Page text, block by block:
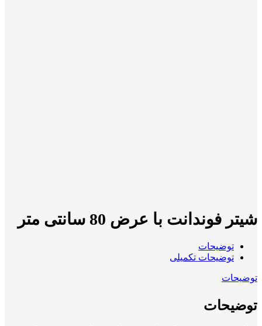
شیتر فوندانت با عرض 80 سانتی متر
توضیحات
توضیحات تکمیلی
توضیحات
توضیحات